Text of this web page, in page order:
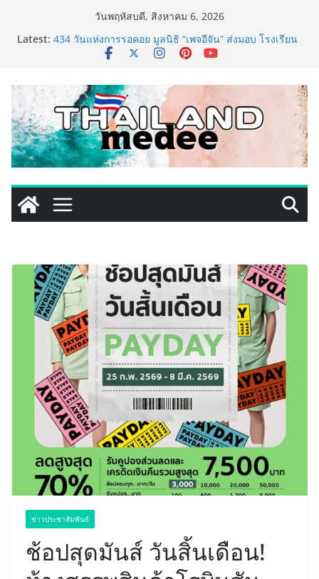
วันพฤหัสบดี, สิงหาคม 6, 2026
Latest: 434 วันแห่งการรอคอย มูลนิธิ “เพจอีจัน” ส่งมอบ โรงเรียน
เด็กพิเศษทองผาภูมิ ให้กระทรวงศึกษาธิการ ส่งต่อโอกาส
เปลี่ยนพื้นที่ว่างเปล่าให้กลายเป็นโรงเรียนแห่งความหวัง
ททท. ประกาศความสำเร็จ Village to the World Season
5 ผนึก 9 พันธมิตร ขับเคลื่อน ESG Tourism สืบสานพระ
ราชปณิธาน สร้างคุณค่าการท่องเที่ยวไทยอย่างยั่งยืน
เหิงลี่ แมนูแฟคเจอริ่ง เทคโนโลยี (ไทยแลนด์) เปิดโรงงาน
แห่งใหม่ในชลบุรี เดินหน้าขยายฐานการผลิตสู่เอเชียตะวัน
ออกเฉียงใต้ เสริมแกร่งยุทธศาสตร์ระดับโลก
TECNO ประกาศทรานส์ฟอร์มจากเกมมิ่งโฟน สู่ไลฟ์สไตล์
แฟชั่นไอเท็ม เสิร์ฟใหญ่ปักหมุดแลนมาร์คใหม่กลางสถานี
MRT วาง POVA 8 Series จุดเริ่มต้นครั้งสำคัญ
ครั้งแรกของอุตสาหกรรมสีไทย นิปปอนเพนต์ผนึก 6 พันธ
ยกระดับความมั่นใจลูกค้าด้วยผลิตภัณฑ์คุณภาพและ
บริการหลังการขายที่ครบวงจร
ข่าวประชาสัมพันธ์
ช้อปสุดมันส์ วันสิ้นเดือน!